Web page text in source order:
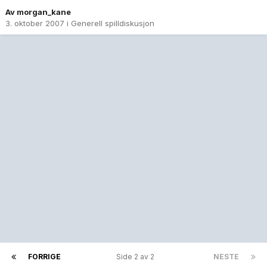
Av morgan_kane
3. oktober 2007 i Generell spilldiskusjon
FORRIGE NESTE
Side 2 av 2